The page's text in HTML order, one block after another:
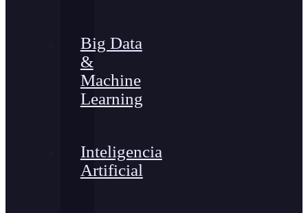
Big Data
&
Machine
Learning
Inteligencia
Artificial